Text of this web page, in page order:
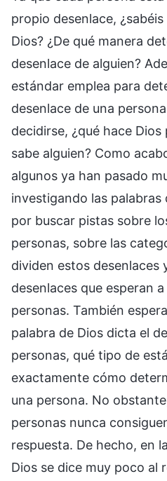
propio desenlace,
Dios? ¿De qué manera
desenlace de alguien?
estándar emplea para
desenlace de una
decidirse, ¿qué hace Dios
sabe alguien? Como
algunos ya han pasado
investigando las palabras
por buscar pistas sobre
personas, sobre las
dividen estos desenlaces
desenlaces que esperan
personas. También
palabra de Dios dicta el
personas, qué tipo de
exactamente cómo
una persona. No
personas nunca
respuesta. De hecho, en
Dios se dice muy poco al